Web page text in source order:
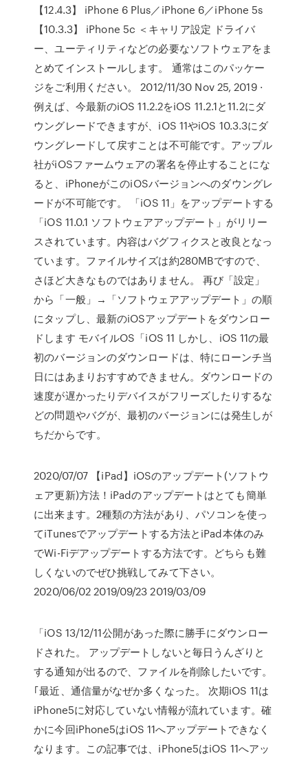
【12.4.3】 iPhone 6 Plus／iPhone 6／iPhone 5s
【10.3.3】 iPhone 5c ＜キャリア設定 ドライバ
ー、ユーティリティなどの必要なソフトウェアをま
とめてインストールします。 通常はこのパッケー
ジをご利用ください。 2012/11/30 Nov 25, 2019 ·
例えば、今最新のiOS 11.2.2をiOS 11.2.1と11.2にダ
ウングレードできますが、iOS 11やiOS 10.3.3にダ
ウングレードして戻すことは不可能です。アップル
社がiOSファームウェアの署名を停止することにな
ると、iPhoneがこのiOSバージョンへのダウングレ
ードが不可能です。 「iOS 11」をアップデートする
「iOS 11.0.1 ソフトウェアアップデート」がリリー
スされています。内容はバグフィクスと改良となっ
ています。ファイルサイズは約280MBですので、
さほど大きなものではありません。 再び「設定」
から「一般」→「ソフトウェアアップデート」の順
にタップし、最新のiOSアップデートをダウンロー
ドします モバイルOS「iOS 11 しかし、iOS 11の最
初のバージョンのダウンロードは、特にローンチ当
日にはあまりおすすめできません。ダウンロードの
速度が遅かったりデバイスがフリーズしたりするな
どの問題やバグが、最初のバージョンには発生しが
ちだからです。
2020/07/07 【iPad】iOSのアップデート(ソフトウ
ェア更新)方法！iPadのアップデートはとても簡単
に出来ます。2種類の方法があり、パソコンを使っ
てiTunesでアップデートする方法とiPad本体のみ
でWi-Fiデアップデートする方法です。どちらも難
しくないのでぜひ挑戦してみて下さい。
2020/06/02 2019/09/23 2019/03/09
「iOS 13/12/11公開があった際に勝手にダウンロー
ドされた。 アップデートしないと毎日うんざりと
する通知が出るので、ファイルを削除したいです。
｢最近、通信量がなぜか多くなった。 次期iOS 11は
iPhone5に対応していない情報が流れています。確
かに今回iPhone5はiOS 11へアップデートできなく
なります。この記事では、iPhone5はiOS 11へアッ